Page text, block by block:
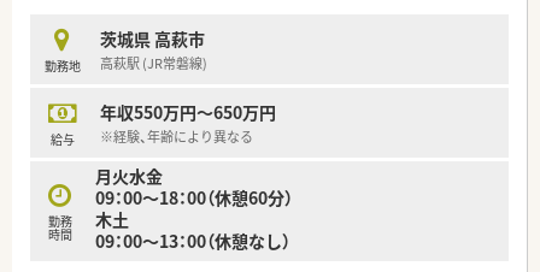
勤務地
茨城県 高萩市
高萩駅 (JR常磐線)
給与
年収550万円～650万円
※経験、年齢により異なる
勤務
時間
月火水金
09：00～18：00（休憩60分）
木土
09：00～13：00（休憩なし）